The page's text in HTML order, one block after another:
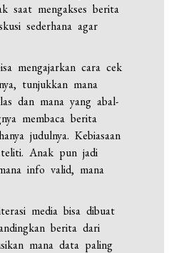
saat mengakses berita
sederhana agar
mengajarkan cara cek
tunjukkan mana
dan mana yang abal-
membaca berita
judulnya. Kebiasaan
Anak pun jadi
info valid, mana
media bisa dibuat
berita dari
mana data paling